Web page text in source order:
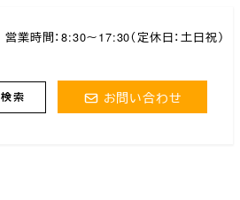
営業時間：8:30～17:30（定休日：土日祝）
検索 お問い合わせ